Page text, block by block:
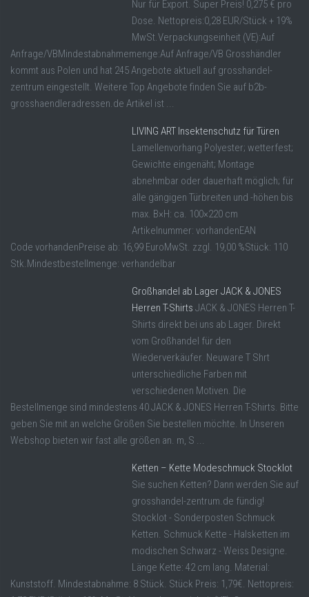
Nur für Export. Super Preis! 0,275 € pro
Dose. Nettopreis:0,28 EUR/Stück + 19%
MwSt.Verpackungseinheit (VE):Auf
Anfrage/VBMindestabnahmemenge:Auf Anfrage/VB Grosshändler
kommt aus Polen und hat 245 Angebote aktuell auf grosshandel-
zentrum eingestellt. Weitere Top Angebote finden Sie auf b2b-
grosshaendleradressen.de Artikel ist ...
LIVING ART Insektenschutz für Türen
Lamellenvorhang Polyester; wetterfest;
Gewichte eingenäht; Montage
abnehmbar oder dauerhaft möglich; für
alle gängigen Türbreiten und -höhen bis
max. B×H: ca. 100×220 cm
Artikelnummer: vorhandenEAN
Code vorhandenPreise ab: 16,99 EuroMwSt. zzgl. 19,00 %Stück: 110
Stk.Mindestbestellmenge: verhandelbar
Großhandel ab Lager JACK & JONES
Herren T-Shirts JACK & JONES Herren T-
Shirts direkt bei uns ab Lager. Direkt
vom Großhandel für den
Wiederverkäufer. Neuware T Shrt
unterschiedliche Farben mit
verschiedenen Motiven. Die
Bestellmenge sind mindestens 40 JACK & JONES Herren T-Shirts. Bitte
geben Sie mit an welche Größen Sie bestellen möchte. In Unseren
Webshop bieten wir fast alle größen an. m, S ...
Ketten – Kette Modeschmuck Stocklot
Sie suchen Ketten? Dann werden Sie auf
grosshandel-zentrum.de fündig!
Stocklot - Sonderposten Schmuck
Ketten. Schmuck Kette - Halsketten im
modischen Schwarz - Weiss Designe.
Länge Kette: 42 cm lang. Material:
Kunststoff. Mindestabnahme: 8 Stück. Stück Preis: 1,79€. Nettopreis: